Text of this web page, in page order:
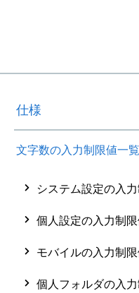
仕様
文字数の入力制限値一覧
システム設定の入
個人設定の入力制限
モバイルの入力制限
個人フォルダの入